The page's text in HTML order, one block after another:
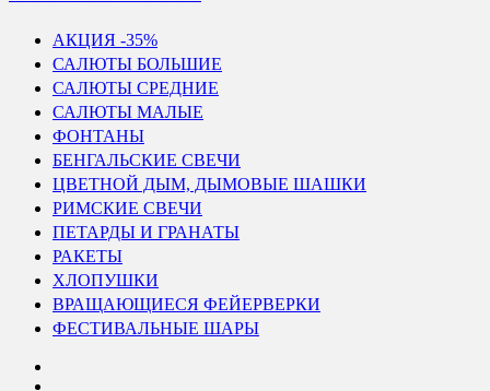
АКЦИЯ -35%
САЛЮТЫ БОЛЬШИЕ
САЛЮТЫ СРЕДНИЕ
САЛЮТЫ МАЛЫЕ
ФОНТАНЫ
БЕНГАЛЬСКИЕ СВЕЧИ
ЦВЕТНОЙ ДЫМ, ДЫМОВЫЕ ШАШКИ
РИМСКИЕ СВЕЧИ
ПЕТАРДЫ И ГРАНАТЫ
РАКЕТЫ
ХЛОПУШКИ
ВРАЩАЮЩИЕСЯ ФЕЙЕРВЕРКИ
ФЕСТИВАЛЬНЫЕ ШАРЫ